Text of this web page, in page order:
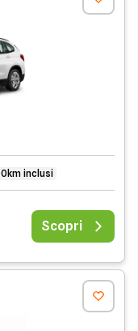
inclusi
Scopri